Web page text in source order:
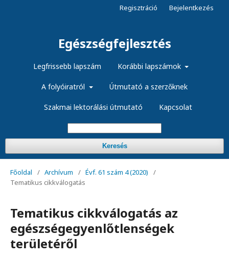
Egészségfejlesztés
Legfrissebb lapszám Korábbi lapszámok
A folyóiratról Útmutató a szerzőknek
Szakmai lektorálási útmutató Kapcsolat
Keresés
Regisztráció Bejelentkezés
Főoldal / Archívum / Évf. 61 szám 4 (2020)
/
Tematikus cikkválogatás
Tematikus cikkválogatás az
egészségegyenlőtlenségek
területéről